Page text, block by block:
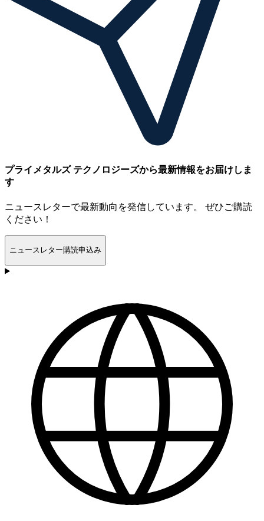
プライメタルズ テクノロジーズから最新情報をお届けしま
す
ニュースレターで最新動向を発信しています。 ぜひご購読
ください！
ニュースレター購読申込み